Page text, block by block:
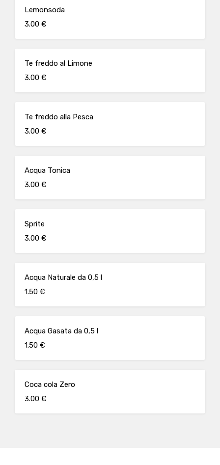
Lemonsoda
3.00 €
Te freddo al Limone
3.00 €
Te freddo alla Pesca
3.00 €
Acqua Tonica
3.00 €
Sprite
3.00 €
Acqua Naturale da 0,5 l
1.50 €
Acqua Gasata da 0,5 l
1.50 €
Coca cola Zero
3.00 €